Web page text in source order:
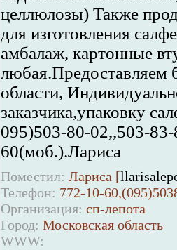
целлюлозы) Также
для изготовления
амбалаж, картонные
любая.Предоставляем
области,
заказчика,упаковку
095)503-80-02,,503-
60(моб.).Лариса
Поместил: Лариса [
Телефон: 772-10-
Организация: сп-лепота
Город: Московская область
WWW: